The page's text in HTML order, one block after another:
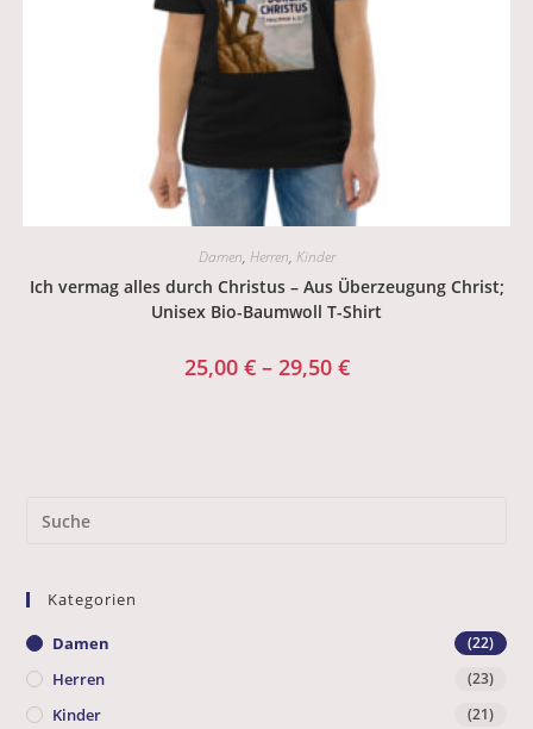
Damen, Herren, Kinder
Ich vermag alles durch Christus – Aus Überzeugung Christ;
Unisex Bio-Baumwoll T-Shirt
25,00 €– 29,50 €
Kategorien
Damen (22)
Herren (23)
Kinder (21)